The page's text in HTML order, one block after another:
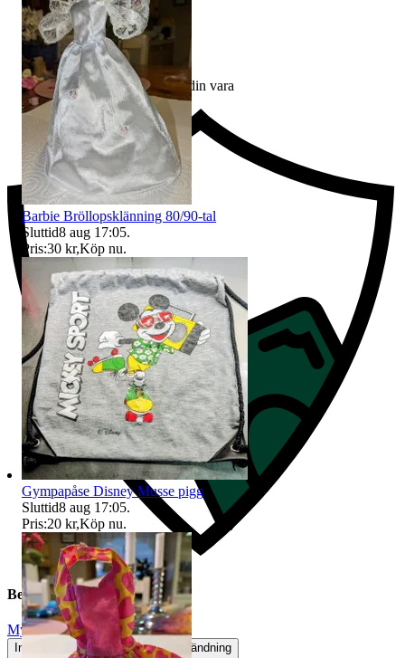
Ersättning om du inte får din vara
Beskrivning
Mycket gott skick
Inga eller minimala tecken på användning
Barbie Bröllopsklänning 80/90-tal
Sluttid8 aug 17:05.
Pris:30 kr,Köp nu.
Gympapåse Disney Musse pigg
Sluttid8 aug 17:05.
Pris:20 kr,Köp nu.